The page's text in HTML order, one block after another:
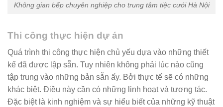
Không gian bếp chuyên nghiệp cho trung tâm tiệc cưới Hà Nội
Thi công thực hiện dự án
Quá trình thi công thực hiện chủ yếu dựa vào những thiết
kế đã được lập sẵn. Tuy nhiên không phải lúc nào cũng
tập trung vào những bản sẵn ấy. Bởi thực tế sẽ có những
khác biệt. Điều này cần có những linh hoạt và tương tác.
Đặc biệt là kinh nghiệm và sự hiểu biết của những kỹ thuật